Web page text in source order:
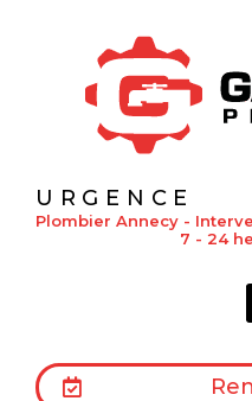
URGENCE
Plombier Annecy -
7 - 24